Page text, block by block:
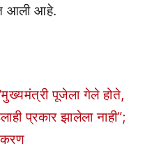
आली आहे.
पूजेला गेले होते,
प्रकार झालेला नाही”;